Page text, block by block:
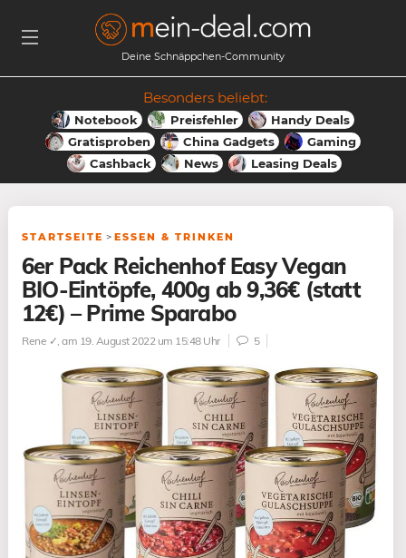
Deine Schnäppchen-Community
Besonders beliebt:
Notebook Preisfehler
Handy Deals
Gratisproben
China Gadgets
Gaming
Cashback
News Leasing Deals
STARTSEITE > ESSEN & TRINKEN
6er Pack Reichenhof Easy Vegan
BIO-Eintöpfe, 400g ab 9,36€ (statt
12€) – Prime Sparabo
Rene ✓, am 19. August 2022 um 15:48 Uhr 5